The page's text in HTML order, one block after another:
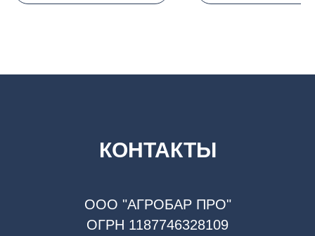
КОНТАКТЫ
ООО "АГРОБАР ПРО"
ОГРН 1187746328109